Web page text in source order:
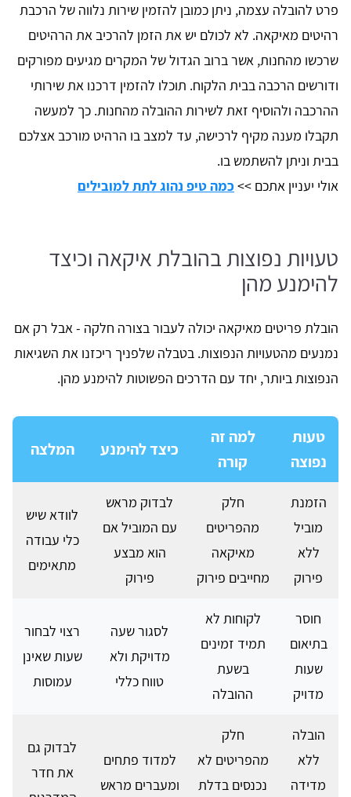
פרט להובלה עצמה, ניתן כמובן להזמין שירות נלווה של הרכבת
רהיטים מאיקאה. לא לכולם יש את הזמן להרכיב את הרהיטים
שרכשו מהחנות, אשר ברוב הגדול של המקרים מגיעים מפורקים
ודורשים הרכבה בבית הלקוח. תוכלו להזמין דרכנו את שירותי
ההרכבה ולהוסיף זאת לשירות ההובלה מהחנות. כך למעשה
תקבלו מענה מקיף לרכישה, עד למצב בו הרהיט מורכב אצלכם
בבית וניתן להשתמש בו.
אולי יעניין אתכם >> כמה טיפ נהוג לתת למובילים
טעויות נפוצות בהובלת איקאה וכיצד
להימנע מהן
הובלת פריטים מאיקאה יכולה לעבור בצורה חלקה - אבל רק אם
נמנעים מהטעויות הנפוצות. בטבלה שלפניך ריכזנו את השגיאות
הנפוצות ביותר, יחד עם הדרכים הפשוטות להימנע מהן.
טעות
נפוצה
למה זה
קורה
כיצד להימנע המלצה
הזמנת
מוביל
ללא
פירוק
חלק
מהפריטים
מאיקאה
מחייבים פירוק
לבדוק מראש
עם המוביל אם
הוא מבצע
פירוק
לוודא שיש
כלי עבודה
מתאימים
חוסר
בתיאום
שעות
מדויק
לקוחות לא
תמיד זמינים
בשעת
ההובלה
לסגור שעה
מדויקת ולא
טווח כללי
רצוי לבחור
שעות שאינן
עמוסות
הובלה
ללא
מדידה
חלק
מהפריטים לא
נכנסים בדלת
למדוד פתחים
ומעברים מראש
לבדוק גם
את חדר